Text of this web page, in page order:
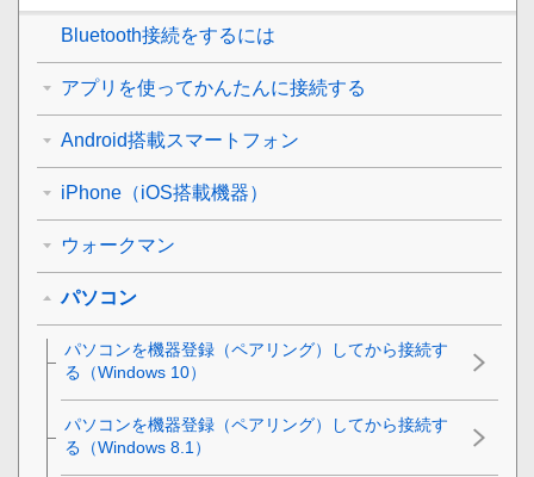
Bluetooth接続をするには
アプリを使ってかんたんに接続する
Android搭載スマートフォン
iPhone（iOS搭載機器）
ウォークマン
パソコン
パソコンを機器登録（ペアリング）してから接続す
る（Windows 10）
パソコンを機器登録（ペアリング）してから接続す
る（Windows 8.1 ）